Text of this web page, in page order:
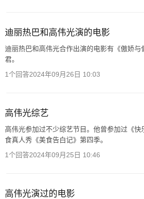
迪丽热巴和高伟光演的电影
迪丽热巴和高伟光合作出演的电影有《傲娇
君。
1个回答2024年09月26日 10:03
高伟光综艺
高伟光参加过不少综艺节目。他曾参加过《
食真人秀《美食告白记》第四季。
1个回答2024年09月25日 10:46
高伟光演过的电影